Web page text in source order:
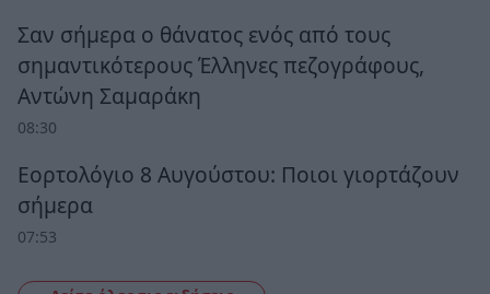
Σαν σήμερα ο θάνατος ενός από τους
σημαντικότερους Έλληνες πεζογράφους,
Αντώνη Σαμαράκη
08:30
Εορτολόγιο 8 Αυγούστου: Ποιοι γιορτάζουν
σήμερα
07:53